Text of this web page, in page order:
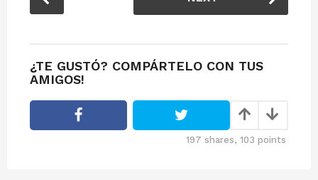
P
a
g
n
¿TE GUSTÓ? COMPÁRTELO CON TUS
AMIGOS!
197 shares, 103 points